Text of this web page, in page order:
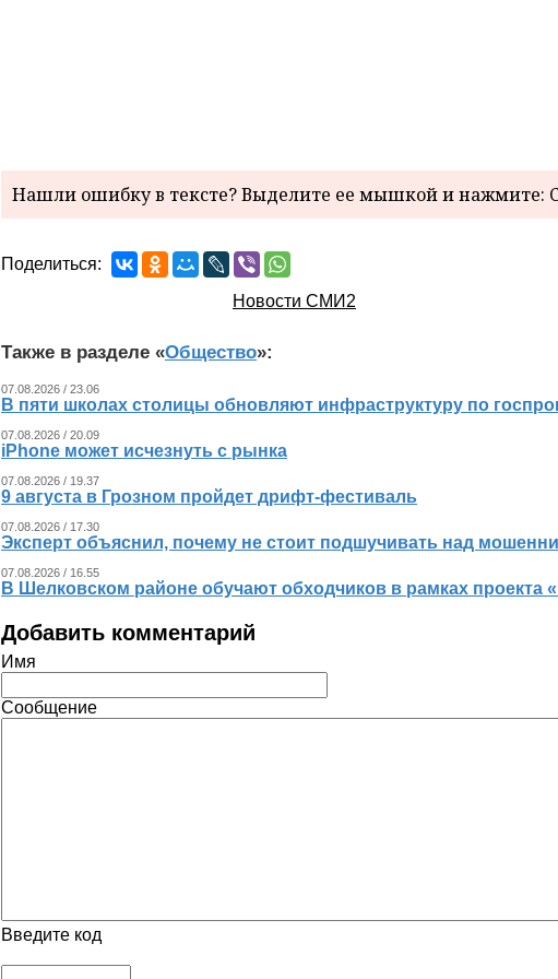
Нашли ошибку в тексте? Выделите ее мышкой и нажмите:
Поделиться:
Новости СМИ2
Также в разделе «Общество»:
07.08.2026 / 23.06
В пяти школах столицы обновляют инфраструктуру по
07.08.2026 / 20.09
iPhone может исчезнуть с рынка
07.08.2026 / 19.37
9 августа в Грозном пройдет дрифт-фестиваль
07.08.2026 / 17.30
Эксперт объяснил, почему не стоит подшучивать над
07.08.2026 / 16.55
В Шелковском районе обучают обходчиков в рамках
Добавить комментарий
Имя
Сообщение
Введите код